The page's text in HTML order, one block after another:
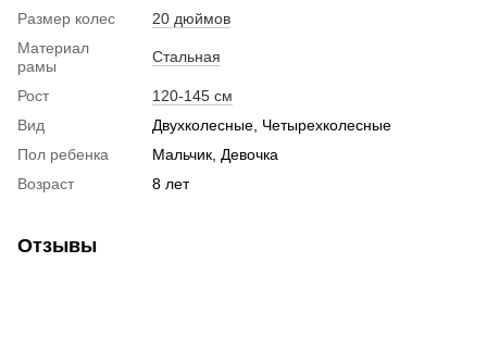
Размер колес
20 дюймов
Материал
рамы
Стальная
Рост
120-145 см
Вид
Двухколесные, Четырехколесные
Пол ребенка
Мальчик, Девочка
Возраст
8 лет
Отзывы